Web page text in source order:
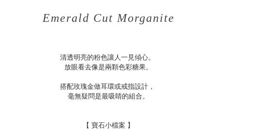
Emerald Cut Morganite
清透明亮的粉色讓人一見傾心。
放眼看去像是兩顆色彩糖果。
搭配玫瑰金做耳環或戒指設計，
毫無疑問是最吸睛的組合。
【 寶石小檔案 】